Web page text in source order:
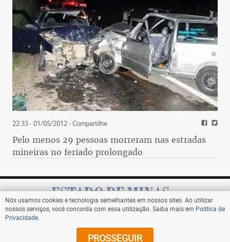
22:33 - 01/05/2012- Compartilhe
Pelo menos 29 pessoas morreram nas estradas
mineiras no feriado prolongado
Assine
Nós usamos cookies e tecnologia semelhantes em nossos sites. Ao utilizar
nossos serviços, você concorda com essa utilização. Saiba mais em Política de
Privacidade
PROSSEGUIR